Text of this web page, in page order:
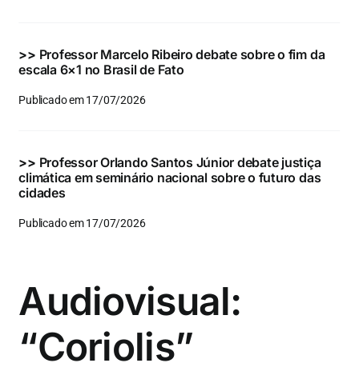
>> Professor Marcelo Ribeiro debate sobre o fim da
escala 6×1 no Brasil de Fato
Publicado em 17/07/2026
>> Professor Orlando Santos Júnior debate justiça
climática em seminário nacional sobre o futuro das
cidades
Publicado em 17/07/2026
Audiovisual:
“Coriolis”